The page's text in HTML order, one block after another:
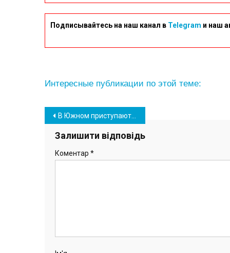
Подписывайтесь на наш канал в Telegram и наш
Интересные публикации по этой теме:
Навігація
записів
В Южном приступают к разработке пространственного плана ОТГ
Залишити відповідь
Коментар *